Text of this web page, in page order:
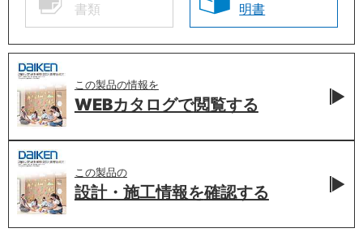
書類
明書
この製品の情報を
WEBカタログで閲覧する
この製品の
設計・施工情報を確認する